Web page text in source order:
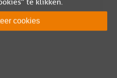
cookies